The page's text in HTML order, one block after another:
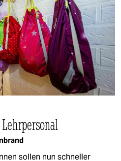
sollen nun schneller